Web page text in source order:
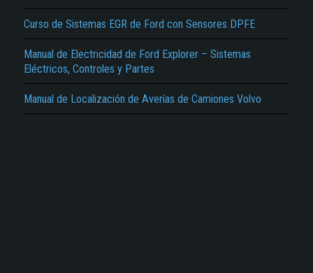
Curso de Sistemas EGR de Ford con Sensores DPFE
Manual de Electricidad de Ford Explorer – Sistemas
Eléctricos, Controles y Partes
Manual de Localización de Averías de Camiones Volvo